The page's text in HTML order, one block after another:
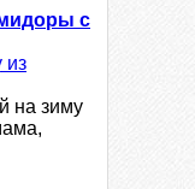
с
из
на зиму